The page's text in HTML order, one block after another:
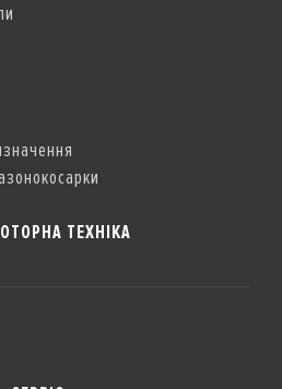
ТЕХНІКА